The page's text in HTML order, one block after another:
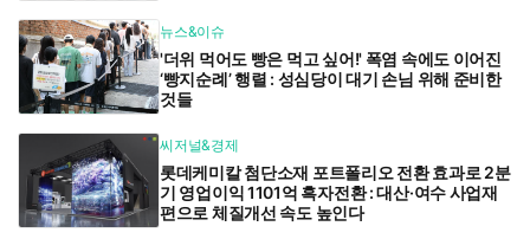
뉴스&이슈
'더위 먹어도 빵은 먹고 싶어!' 폭염 속에도 이어진
‘빵지순례’ 행렬 : 성심당이 대기 손님 위해 준비한
것들
씨저널&경제
롯데케미칼 첨단소재 포트폴리오 전환 효과로 2분
기 영업이익 1101억 흑자전환 : 대산·여수 사업재
편으로 체질개선 속도 높인다